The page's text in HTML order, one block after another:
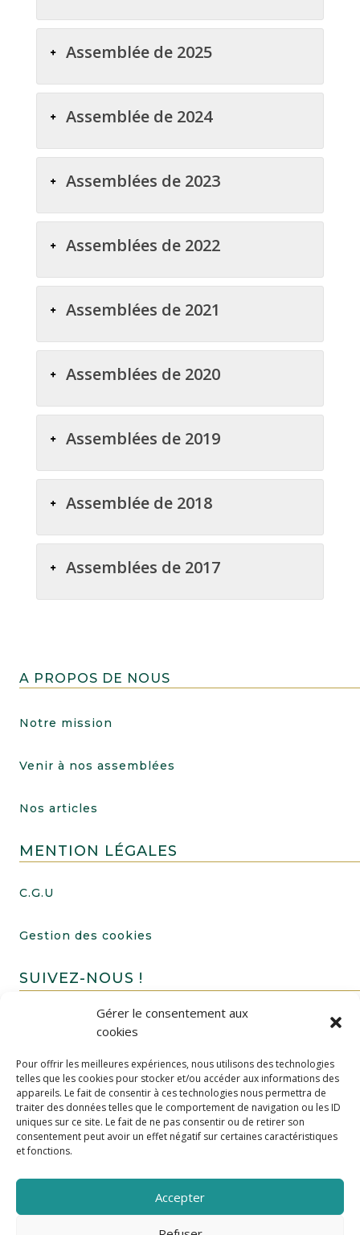
Gérer le consentement aux
cookies
Pour offrir les meilleures expériences, nous utilisons des technologies
telles que les cookies pour stocker et/ou accéder aux informations des
appareils. Le fait de consentir à ces technologies nous permettra de
traiter des données telles que le comportement de navigation ou les ID
uniques sur ce site. Le fait de ne pas consentir ou de retirer son
consentement peut avoir un effet négatif sur certaines caractéristiques
et fonctions.
Accepter
Assemblée de 2025
Assemblée de 2024
Assemblées de 2023
Assemblées de 2022
Assemblées de 2021
Assemblées de 2020
Assemblées de 2019
Assemblée de 2018
Assemblées de 2017
A PROPOS DE NOUS
Notre mission
Venir à nos assemblées
Nos articles
MENTION LÉGALES
C.G.U
Gestion des cookies
SUIVEZ-NOUS !
FAIRE UN DON